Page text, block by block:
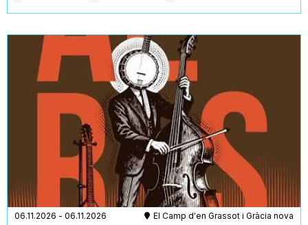
06.11.2026 - 06.11.2026 El Camp d'en Grassot i Gràcia nova